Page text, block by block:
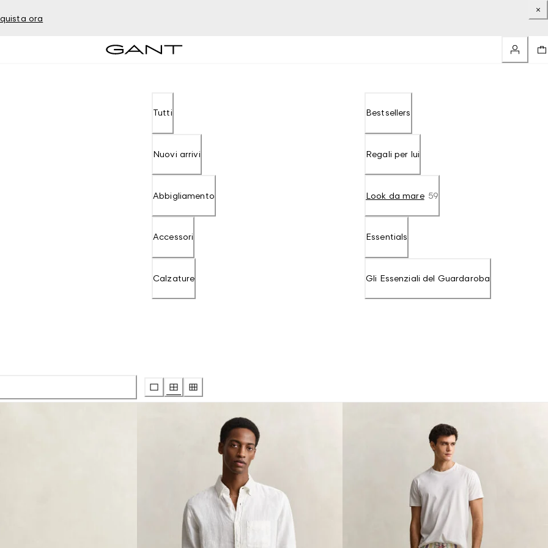
ora
Tutti
Nuovi arrivi
Abbigliamento
Accessori
Calzature
Bestsellers
Regali per lui
Look da mare 59
Essentials
Gli Essenziali del Guardaroba